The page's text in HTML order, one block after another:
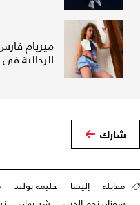
ميريام
الرجالية
شارك
مقابلة إليسا حليمة بولند